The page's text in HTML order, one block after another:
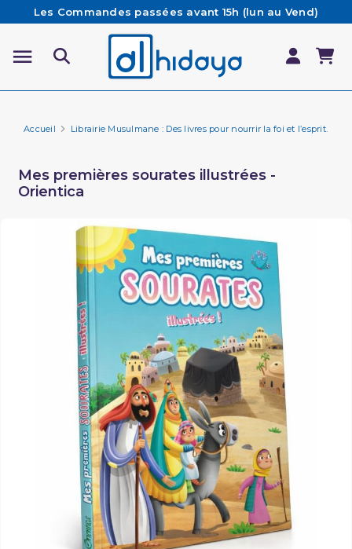
Les Commandes passées avant 15h (lun au Vend)
sont préparées et expédiées le jour même
Besoin d'aide ? Retrouvez notre FAQ
Livraison offerte à partir de 65€ d'achat*
Accueil Librairie Musulmane : Des livres pour nourrir la foi et l’esprit.
Mes premières sourates illustrées -
Orientica